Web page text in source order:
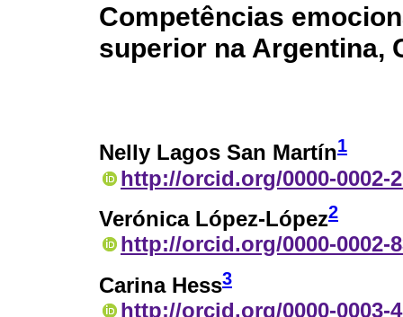
Competências
superior na Argentina,
Nelly Lagos San Martín1
http://orcid.org/0000-0002-
Verónica López-López2
http://orcid.org/0000-0002-
Carina Hess3
http://orcid.org/0000-0003-